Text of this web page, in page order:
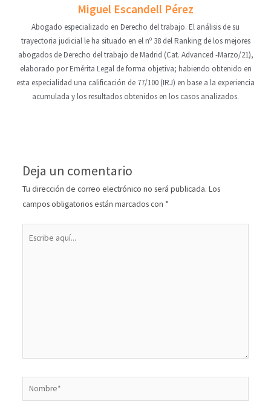
Miguel Escandell Pérez
Abogado especializado en Derecho del trabajo. El análisis de su
trayectoria judicial le ha situado en el nº 38 del Ranking de los mejores
abogados de Derecho del trabajo de Madrid (Cat. Advanced -Marzo/21),
elaborado por Emérita Legal de forma objetiva; habiendo obtenido en
esta especialidad una calificación de 77/100 (IRJ) en base a la experiencia
acumulada y los resultados obtenidos en los casos analizados.
Deja un comentario
Tu dirección de correo electrónico no será publicada. Los
campos obligatorios están marcados con *